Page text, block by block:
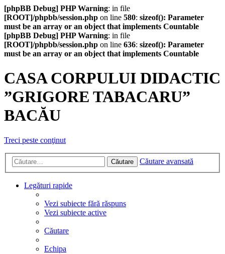
[phpBB Debug] PHP Warning: in file
[ROOT]/phpbb/session.php on line 580: sizeof(): Parameter
must be an array or an object that implements Countable
[phpBB Debug] PHP Warning: in file
[ROOT]/phpbb/session.php on line 636: sizeof(): Parameter
must be an array or an object that implements Countable
CASA CORPULUI DIDACTIC
”GRIGORE TABACARU”
BACĂU
Treci peste conţinut
Căutare Căutare avansată
Legături rapide
Vezi subiecte fără răspuns
Vezi subiecte active
Căutare
Echipa